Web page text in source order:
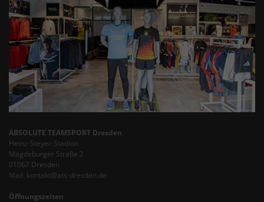
ABSOLUTE TEAMSPORT Dresden
Heinz-Steyer-Stadion
Magdeburger Straße 2
01067 Dresden
Mail: kontakt@ats-dresden.de
Öffnungszeiten